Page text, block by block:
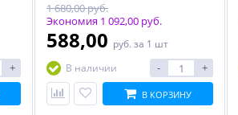
+
1 680,00 руб.
Экономия 1 092,00 руб.
588,00 руб. за 1 шт
В наличии
- +
В КОРЗИНУ